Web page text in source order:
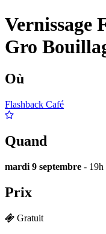
Vernissage
Gro
Où
Flashback Café
Quand
mardi 9 septembre - 19h
Prix
Gratuit